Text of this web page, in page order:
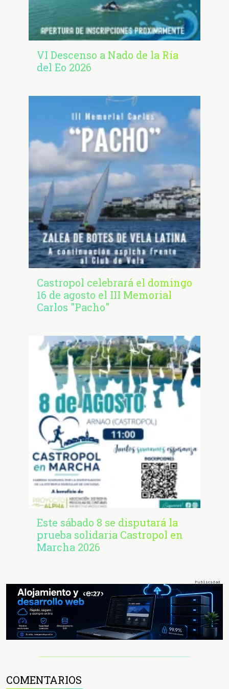
VI Descenso a Nado de la Ría
del Eo 2026
Castropol celebrará el domingo
16 de agosto el III Memorial
Carlos "Pacho"
Este sábado 8 se disputará la
prueba solidaria Castropol en
Marcha 2026
COMENTARIOS